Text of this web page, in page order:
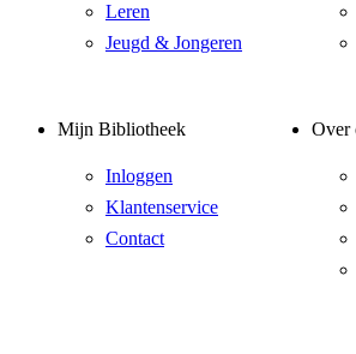
Leren
Jeugd & Jongeren
Mijn Bibliotheek
Inloggen
Klantenservice
Contact
Over